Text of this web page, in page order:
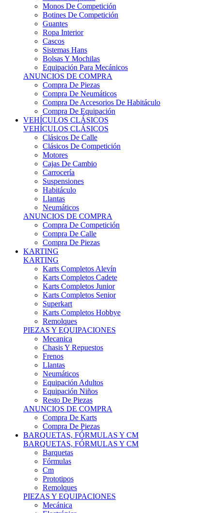
Botines De Competición
Guantes
Ropa Interior
Cascos
Sistemas Hans
Bolsas Y Mochilas
Equipación Para Mecánicos
ANUNCIOS DE COMPRA
Compra De Piezas
Compra De Neumáticos
Compra De Accesorios De Habitáculo
Compra De Equipación
VEHÍCULOS CLÁSICOS
VEHÍCULOS CLÁSICOS
Clásicos De Calle
Clásicos De Competición
Motores
Cajas De Cambio
Carrocería
Suspensiones
Habitáculo
Llantas
Neumáticos
ANUNCIOS DE COMPRA
Compra De Competición
Compra De Calle
Compra De Piezas
KARTING
KARTING
Karts Completos Alevín
Karts Completos Cadete
Karts Completos Junior
Karts Completos Senior
Superkart
Karts Completos Hobbye
Remolques
PIEZAS Y EQUIPACIONES
Mecanica
Chasis Y Repuestos
Frenos
Llantas
Neumáticos
Equipación Adultos
Equipación Niños
Resto De Piezas
ANUNCIOS DE COMPRA
Compra De Karts
Compra De Piezas
BARQUETAS, FÓRMULAS Y CM
BARQUETAS, FÓRMULAS Y CM
Barquetas
Fórmulas
Cm
Prototipos
Remolques
PIEZAS Y EQUIPACIONES
Mecánica
Electrónica
Chasis Y Carrocería